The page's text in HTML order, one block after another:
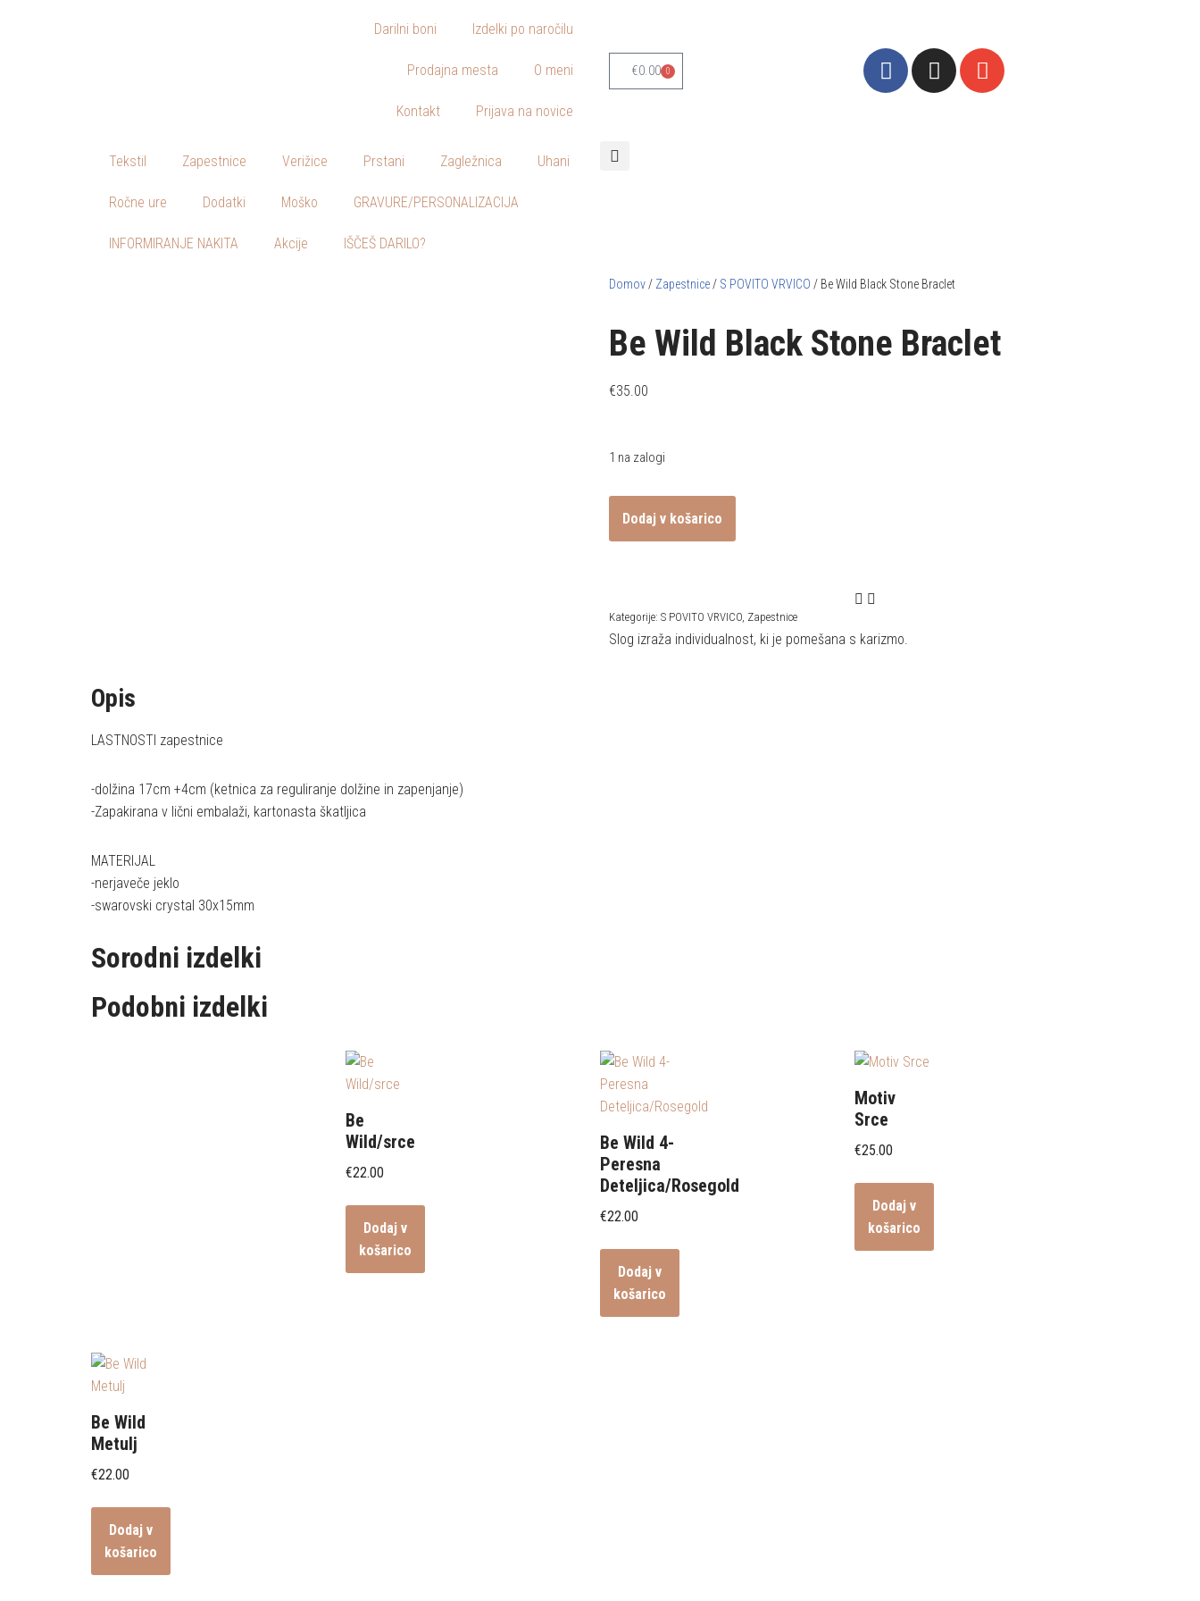
Darilni boni Izdelki po naročilu
Prodajna mesta O meni
Kontakt Prijava na novice
€0.00 0
Tekstil Zapestnice Verižice Prstani Zagležnica Uhani
Ročne ure Dodatki Moško GRAVURE/PERSONALIZACIJA
INFORMIRANJE NAKITA Akcije IŠČEŠ DARILO?
Domov / Zapestnice / S POVITO VRVICO / Be Wild Black Stone Braclet
Be Wild Black Stone Braclet
€35.00
1 na zalogi
Dodaj v košarico
Kategorije: S POVITO VRVICO, Zapestnice
Slog izraža individualnost, ki je pomešana s karizmo.
Opis
LASTNOSTI zapestnice
-dolžina 17cm +4cm (ketnica za reguliranje dolžine in zapenjanje)
-Zapakirana v lični embalaži, kartonasta škatljica
MATERIJAL
-nerjaveče jeklo
-swarovski crystal 30x15mm
Sorodni izdelki
Podobni izdelki
Be
Wild/srce
€22.00
Dodaj v
košarico
Be Wild 4-
Peresna
Deteljica/Rosegold
€22.00
Dodaj v
košarico
Motiv
Srce
€25.00
Dodaj v
košarico
Be Wild
Metulj
€22.00
Dodaj v
košarico